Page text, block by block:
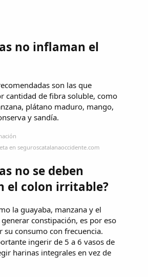
no inflaman el
son las que
cantidad de fibra soluble, como
plátano maduro, mango,
y sandía.
en seguroscatalanaoccidente.com
no se deben
el colon irritable?
la guayaba, manzana y el
constipación, es por eso
su consumo con frecuencia.
ingerir de 5 a 6 vasos de
harinas integrales en vez de